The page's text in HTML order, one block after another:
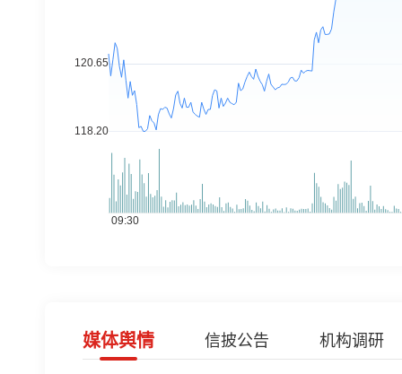
媒体舆情 信披公告 机构调研